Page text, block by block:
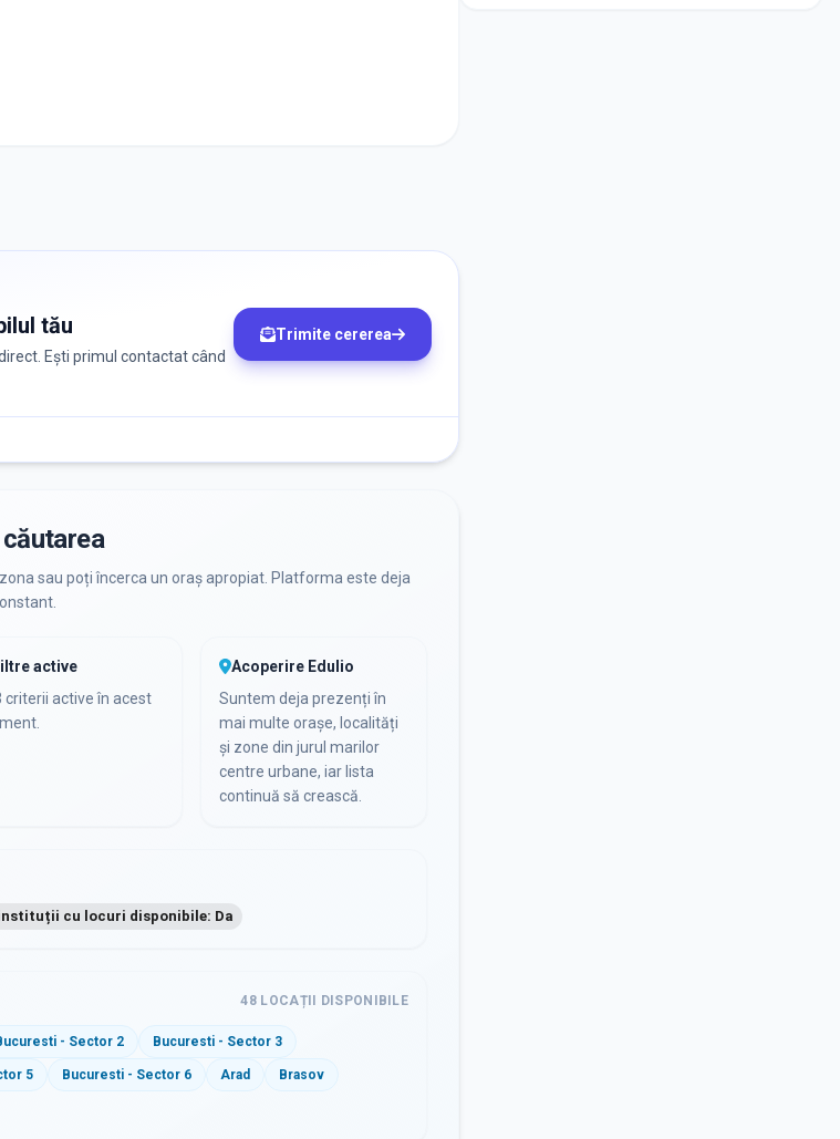
tău
Ești primul contactat când
Trimite cererea
sau poți încerca un oraș apropiat. Platforma este deja
active
criterii active în acest
Acoperire Edulio
Suntem deja prezenți în
mai multe orașe, localități
și zone din jurul marilor
centre urbane, iar lista
continuă să crească.
cu locuri disponibile: Da
48 LOCAȚII DISPONIBILE
- Sector 2 Bucuresti - Sector 3
5 Bucuresti - Sector 6 Arad Brasov